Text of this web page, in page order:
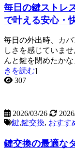
毎日の鍵ストレ
で叶える安心・
毎日の外出時、カ
しさを感じていま
んと鍵を閉めたか
きを読む]
307
2026/03/26
鍵,鍵交換, おすす
鍵交換の最適な